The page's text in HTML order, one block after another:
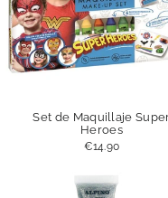
Set de Maquillaje
Heroes
€14.90